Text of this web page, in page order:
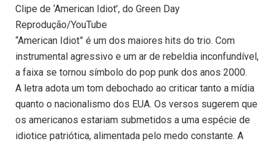
Clipe de ‘American Idiot’, do Green Day
Reprodução/YouTube
“American Idiot” é um dos maiores hits do trio. Com
instrumental agressivo e um ar de rebeldia inconfundível,
a faixa se tornou símbolo do pop punk dos anos 2000.
A letra adota um tom debochado ao criticar tanto a mídia
quanto o nacionalismo dos EUA. Os versos sugerem que
os americanos estariam submetidos a uma espécie de
idiotice patriótica, alimentada pelo medo constante. A